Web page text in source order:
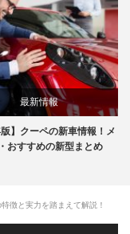
最新情報
版】クーペの新車情報！メ
おすすめの新型まとめ
徴と実力を踏まえて解説！